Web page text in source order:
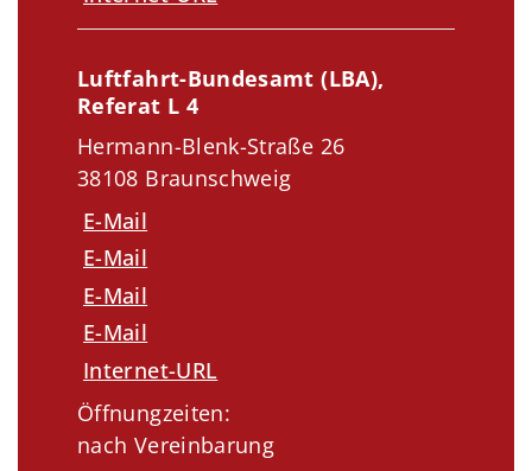
Luftfahrt-Bundesamt (LBA),
Referat L 4
Hermann-Blenk-Straße 26
38108 Braunschweig
E-Mail
E-Mail
E-Mail
E-Mail
Internet-URL
Öffnungzeiten:
nach Vereinbarung